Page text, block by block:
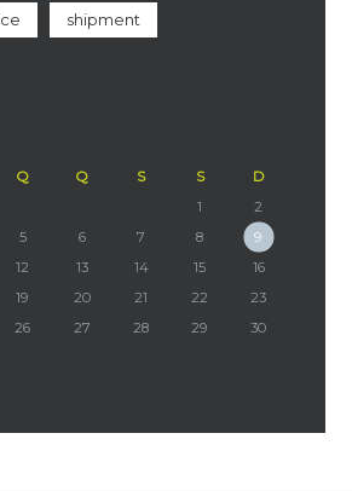
shipment
Q Q S S
D
1
2
5 6 7 8
9
12 13 14 15
16
19 20 21 22
23
26 27 28 29
30